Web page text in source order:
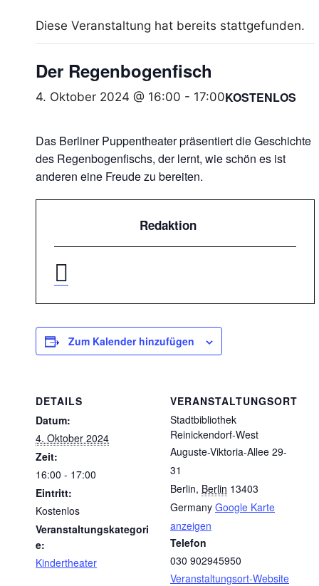
Diese Veranstaltung hat bereits stattgefunden.
Der Regenbogenfisch
4. Oktober 2024 @ 16:00 - 17:00KOSTENLOS
Das Berliner Puppentheater präsentiert die Geschichte
des Regenbogenfischs, der lernt, wie schön es ist
anderen eine Freude zu bereiten.
Redaktion
Zum Kalender hinzufügen
DETAILS
Datum:
4. Oktober 2024
Zeit:
16:00 - 17:00
Eintritt:
Kostenlos
Veranstaltungskategori
e:
Kindertheater
VERANSTALTUNGSORT
Stadtbibliothek
Reinickendorf-West
Auguste-Viktoria-Allee 29-
31
Berlin, Berlin 13403
Germany Google Karte
anzeigen
Telefon
030 902945950
Veranstaltungsort-Website